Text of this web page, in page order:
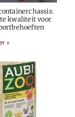
kwaliteit voor
»